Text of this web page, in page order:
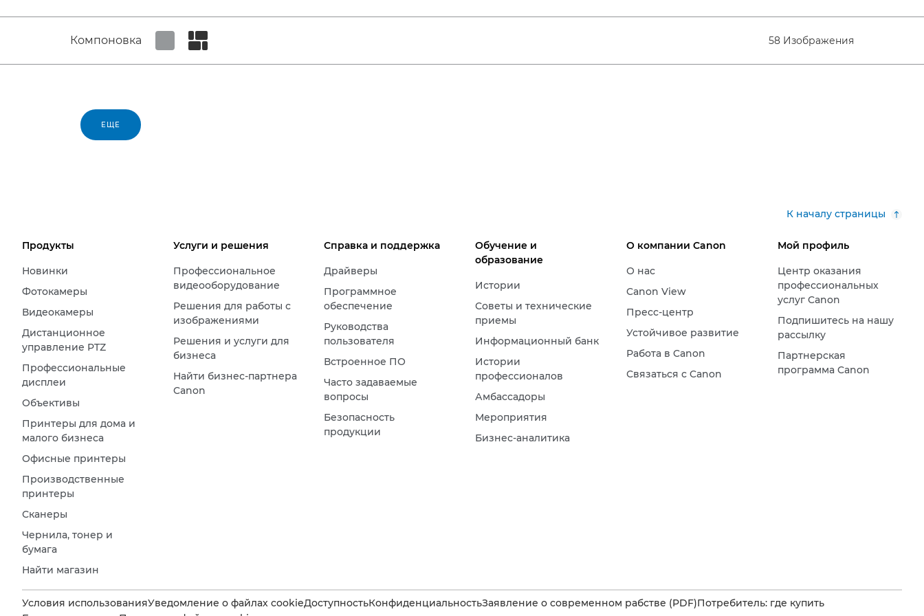
Компоновка 58 Изображения
ЕЩЕ
К началу страницы
Продукты
Новинки
Фотокамеры
Видеокамеры
Дистанционное
управление PTZ
Профессиональные
дисплеи
Объективы
Принтеры для дома и
малого бизнеса
Офисные принтеры
Производственные
принтеры
Сканеры
Чернила, тонер и
бумага
Найти магазин
Услуги и решения
Профессиональное
видеооборудование
Решения для работы с
изображениями
Решения и услуги для
бизнеса
Найти бизнес-партнера
Canon
Справка и поддержка
Драйверы
Программное
обеспечение
Руководства
пользователя
Встроенное ПО
Часто задаваемые
вопросы
Безопасность
продукции
Обучение и
образование
Истории
Советы и технические
приемы
Информационный банк
Истории
профессионалов
Амбассадоры
Мероприятия
Бизнес-аналитика
О компании Canon
О нас
Canon View
Пресс-центр
Устойчивое развитие
Работа в Canon
Связаться с Canon
Мой профиль
Центр оказания
профессиональных
услуг Canon
Подпишитесь на нашу
рассылку
Партнерская
программа Canon
Условия использованияУведомление о файлах cookieДоступностьКонфиденциальностьЗаявление о современном рабстве (PDF)Потребитель: где купить